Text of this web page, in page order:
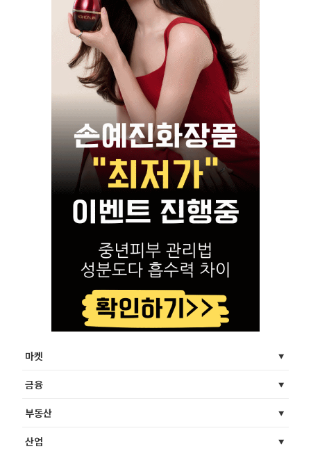
마켓
금융
부동산
산업